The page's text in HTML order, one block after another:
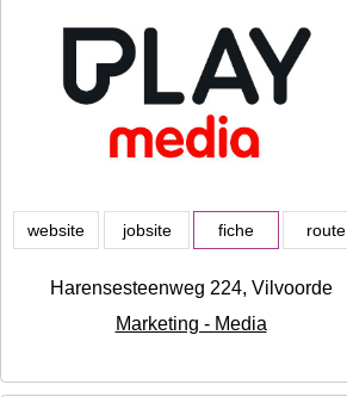
website jobsite fiche route
Harensesteenweg 224, Vilvoorde
Marketing - Media